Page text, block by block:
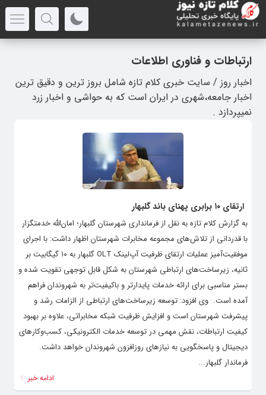
ارتباطات و فناوری اطلاعات
اخبار روز / سایت خبری کلام تازه شامل بروز ترین و دقیق ترین
اخبار جامعه،شهری در ایران است که به حواشی و اخبار زرد
نمیپردازد .
ارتقای ۱۰ برابری پهنای باند گلبهار
به گزارش کلام تازه به نقل از فرمانداری شهرستان گلبهار؛ امان‌الله خدمتگزار
با قدردانی از تلاش‌های مجموعه مخابرات شهرستان اظهار داشت: با اجرای
موفقیت‌آمیز عملیات ارتقای ظرفیت آپ‌لینک OLT گلبهار به ۱۰ گیگابیت بر
ثانیه، زیرساخت‌های ارتباطی شهرستان به شکل قابل توجهی تقویت شده و
بستر مناسبی برای ارائه خدمات پایدارتر و باکیفیت‌تر به شهروندان فراهم
آمده است. ‌ وی افزود: توسعه زیرساخت‌های ارتباطی از الزامات رشد و
پیشرفت شهرستان است و افزایش ظرفیت شبکه مخابراتی، علاوه بر بهبود
کیفیت ارتباطات، نقش مهمی در توسعه خدمات الکترونیکی، کسب‌وکارهای
دیجیتال و پاسخگویی به نیازهای روزافزون شهروندان خواهد داشت. ‌
فرماندار گلبهار...
ادامه خبر